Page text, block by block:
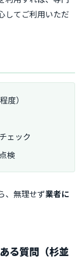
してご利用いただ
度）
ェック
検
、無理せず業者に
る質問（杉並